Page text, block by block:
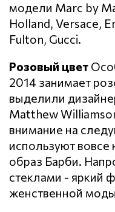
модели Marc by
Holland, Versace,
Fulton, Gucci.
Розовый цвет
2014 занимает
выделили
Matthew
внимание на
используют вовсе
образ Барби.
стеклами - яркий
женственной